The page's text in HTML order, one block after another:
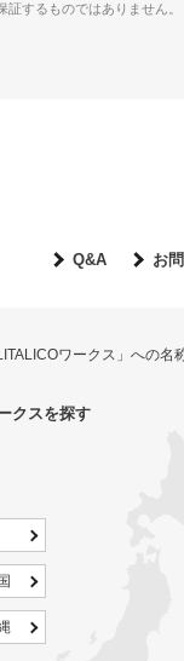
するものではありません。
Q&A お
ワークス」への名
クスを探す